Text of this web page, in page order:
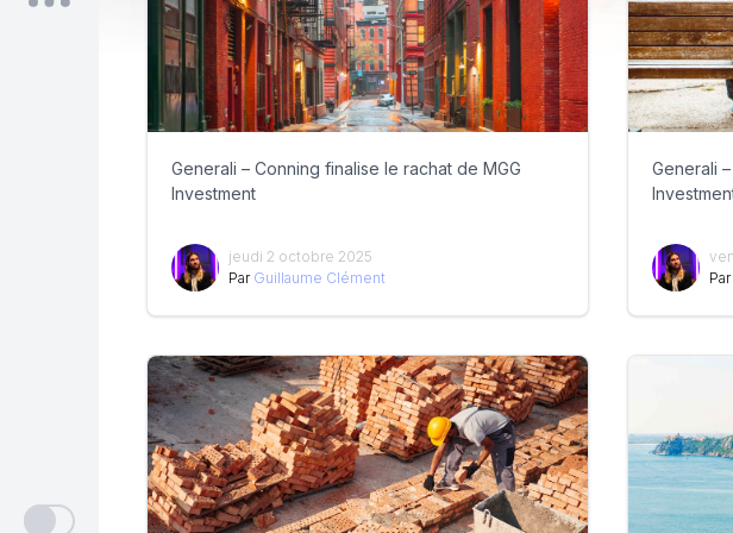
Generali – Conning finalise le rachat de MGG
Investment
jeudi 2 octobre 2025
Par Guillaume Clément
Generali
Par